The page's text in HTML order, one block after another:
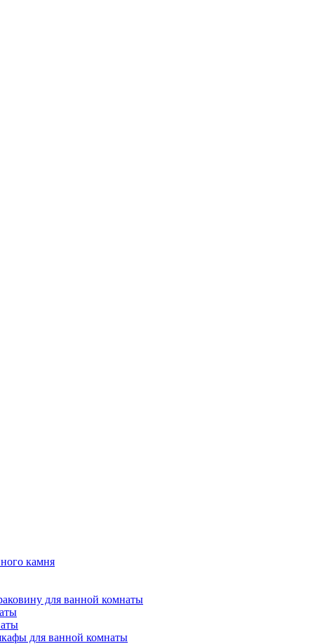
камня
для ванной комнаты
для ванной комнаты